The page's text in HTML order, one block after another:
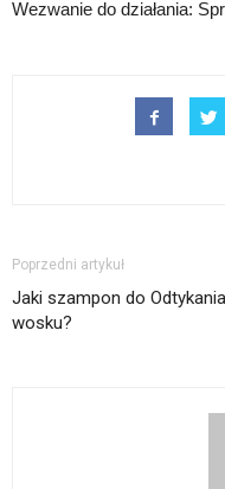
Wezwanie do działania:
Poprzedni artykuł
Jaki szampon do Odtykania
wosku?